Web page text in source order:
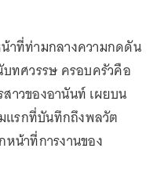
าที่ท่ามกลางความกดดัน
บทศวรรษ ครอบครัวคือ
าวของอานันท์ เผยบน
มแรกที่บันทึกถึงพลวัต
น้าที่การงานของ